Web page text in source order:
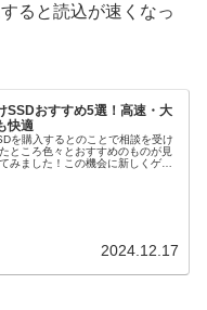
ると読込が速くなっ
SSDおすすめ5選！高速・大
快適
を購入するとのことで相談を受け
ところ色々とおすすめのものが見
みました！この機会に新しくゲー
2024.12.17